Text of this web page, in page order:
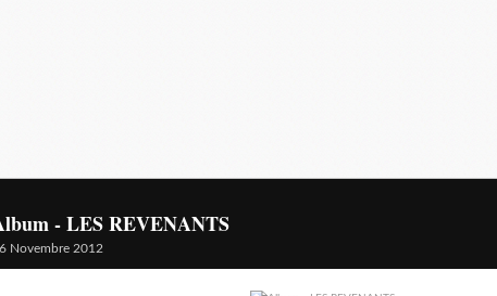
- LES REVENANTS
Novembre 2012